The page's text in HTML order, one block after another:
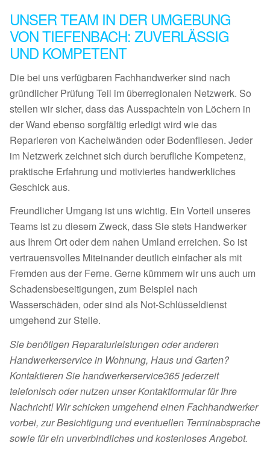
UNSER TEAM IN DER UMGEBUNG
VON TIEFENBACH: ZUVERLÄSSIG
UND KOMPETENT
Die bei uns verfügbaren Fachhandwerker sind nach
gründlicher Prüfung Teil im überregionalen Netzwerk. So
stellen wir sicher, dass das Ausspachteln von Löchern in
der Wand ebenso sorgfältig erledigt wird wie das
Reparieren von Kachelwänden oder Bodenfliesen. Jeder
im Netzwerk zeichnet sich durch berufliche Kompetenz,
praktische Erfahrung und motiviertes handwerkliches
Geschick aus.
Freundlicher Umgang ist uns wichtig. Ein Vorteil unseres
Teams ist zu diesem Zweck, dass Sie stets Handwerker
aus Ihrem Ort oder dem nahen Umland erreichen. So ist
vertrauensvolles Miteinander deutlich einfacher als mit
Fremden aus der Ferne. Gerne kümmern wir uns auch um
Schadensbeseitigungen, zum Beispiel nach
Wasserschäden, oder sind als Not-Schlüsseldienst
umgehend zur Stelle.
Sie benötigen Reparaturleistungen oder anderen
Handwerkerservice in Wohnung, Haus und Garten?
Kontaktieren Sie handwerkerservice365 jederzeit
telefonisch oder nutzen unser Kontaktformular für Ihre
Nachricht! Wir schicken umgehend einen Fachhandwerker
vorbei, zur Besichtigung und eventuellen Terminabsprache
sowie für ein unverbindliches und kostenloses Angebot.